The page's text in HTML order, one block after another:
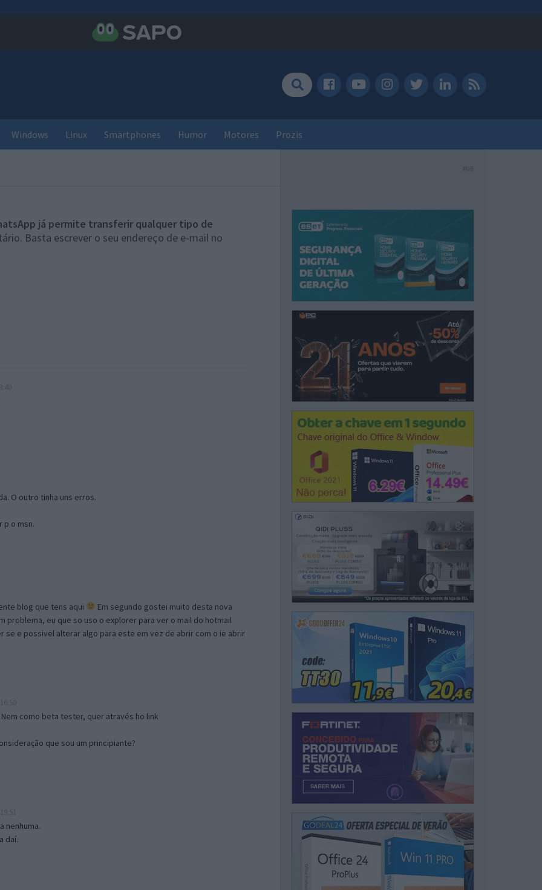
Windows Linux Smartphones Humor Motores Prozis
já permite transferir qualquer tipo de
Basta escrever o seu endereço de e-mail no
O outro tinha uns erros.
p o msn.
blog que tens aqui
Em segundo gostei muito desta nova
problema, eu que so uso o explorer para ver o mail do hotmail
se e possivel alterar algo para este em vez de abrir com o ie abrir
como beta tester, quer através ho link
que sou um principiante?
nenhuma.
daí.
PUB